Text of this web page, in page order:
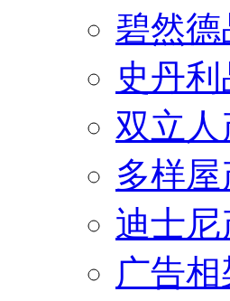
碧然德
史丹利
双立人
多样屋
迪士尼
广告相